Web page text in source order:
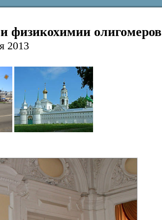
физикохимии олигомеров
2013